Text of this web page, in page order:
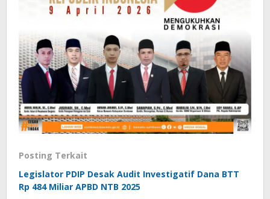
Posting Terkait
Legislator PDIP Desak Audit Investigatif Dana BTT
Rp 484 Miliar APBD NTB 2025